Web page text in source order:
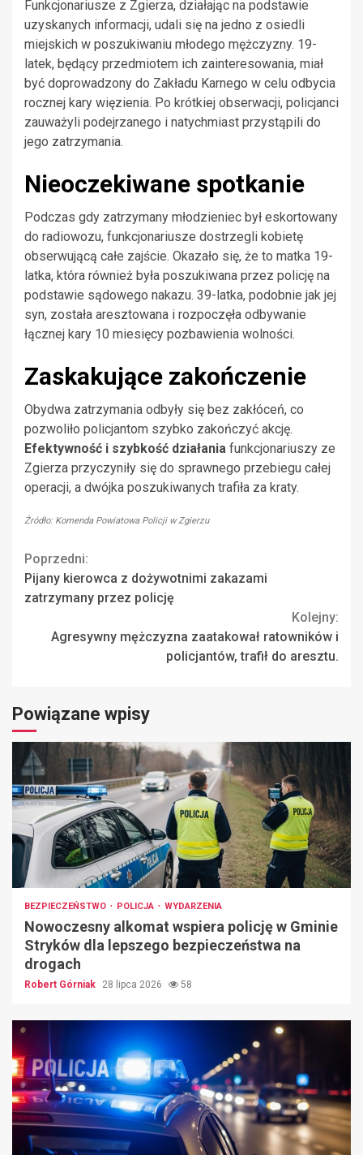
Funkcjonariusze z Zgierza, działając na podstawie
uzyskanych informacji, udali się na jedno z osiedli
miejskich w poszukiwaniu młodego mężczyzny. 19-
latek, będący przedmiotem ich zainteresowania, miał
być doprowadzony do Zakładu Karnego w celu odbycia
rocznej kary więzienia. Po krótkiej obserwacji, policjanci
zauważyli podejrzanego i natychmiast przystąpili do
jego zatrzymania.
Nieoczekiwane spotkanie
Podczas gdy zatrzymany młodzieniec był eskortowany
do radiowozu, funkcjonariusze dostrzegli kobietę
obserwującą całe zajście. Okazało się, że to matka 19-
latka, która również była poszukiwana przez policję na
podstawie sądowego nakazu. 39-latka, podobnie jak jej
syn, została aresztowana i rozpoczęła odbywanie
łącznej kary 10 miesięcy pozbawienia wolności.
Zaskakujące zakończenie
Obydwa zatrzymania odbyły się bez zakłóceń, co
pozwoliło policjantom szybko zakończyć akcję.
Efektywność i szybkość działania funkcjonariuszy ze
Zgierza przyczyniły się do sprawnego przebiegu całej
operacji, a dwójka poszukiwanych trafiła za kraty.
Źródło: Komenda Powiatowa Policji w Zgierzu
Continue
Reading
Poprzedni:
Pijany kierowca z dożywotnimi zakazami
zatrzymany przez policję
Kolejny:
Agresywny mężczyzna zaatakował ratowników i
policjantów, trafił do aresztu.
Powiązane wpisy
BEZPIECZEŃSTWO POLICJA WYDARZENIA
Nowoczesny alkomat wspiera policję w Gminie
Stryków dla lepszego bezpieczeństwa na
drogach
Robert Górniak 28 lipca 2026 58